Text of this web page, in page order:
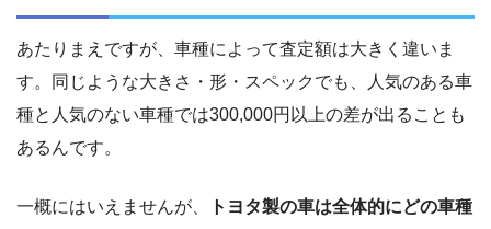
あたりまえですが、車種によって査定額は大きく違いま
す。同じような大きさ・形・スペックでも、人気のある車
種と人気のない車種では300,000円以上の差が出ることも
あるんです。
一概にはいえませんが、
トヨタ製の車は全体的にどの車種